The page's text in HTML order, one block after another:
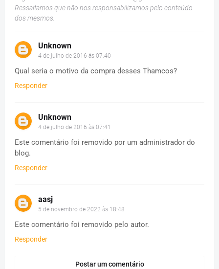
Ressaltamos que não nos responsabilizamos pelo conteúdo
dos mesmos.
Unknown
4 de julho de 2016 às 07:40
Qual seria o motivo da compra desses Thamcos?
Responder
Unknown
4 de julho de 2016 às 07:41
Este comentário foi removido por um administrador do
blog.
Responder
aasj
5 de novembro de 2022 às 18:48
Este comentário foi removido pelo autor.
Responder
Postar um comentário